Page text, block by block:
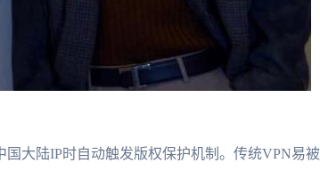
大陆IP时自动触发版权保护机制。传统VPN易被